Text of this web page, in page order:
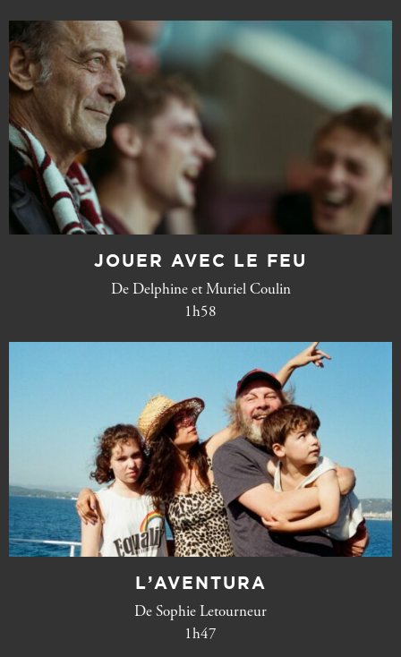
JOUER AVEC LE FEU
De Delphine et Muriel Coulin
1h58
L’AVENTURA
De Sophie Letourneur
1h47